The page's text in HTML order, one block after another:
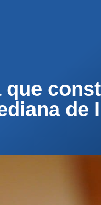
de